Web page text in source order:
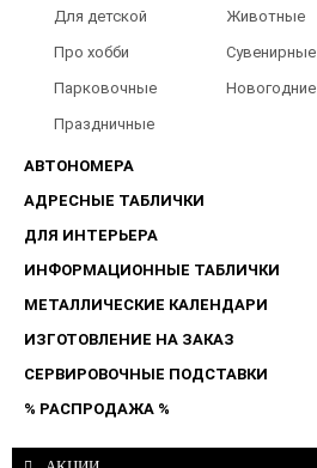
Для детской
Животные
Про хобби
Сувенирные
Парковочные
Новогодние
Праздничные
АВТОНОМЕРА
АДРЕСНЫЕ ТАБЛИЧКИ
ДЛЯ ИНТЕРЬЕРА
ИНФОРМАЦИОННЫЕ ТАБЛИЧКИ
МЕТАЛЛИЧЕСКИЕ КАЛЕНДАРИ
ИЗГОТОВЛЕНИЕ НА ЗАКАЗ
СЕРВИРОВОЧНЫЕ ПОДСТАВКИ
% РАСПРОДАЖА %